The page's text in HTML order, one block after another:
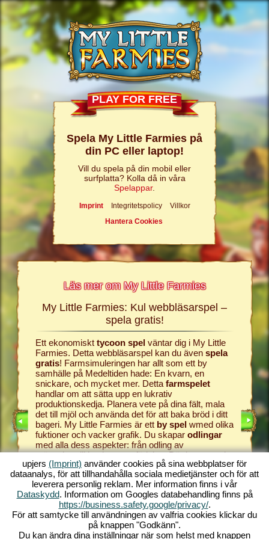
PLAY FOR FREE
Spela My Little Farmies på
din PC eller laptop!
Vill du spela på din mobil eller
surfplatta? Kolla då in våra
Spelappar.
Imprint Integritetspolicy
Villkor
Hantera Cookies
Läs mer om My Little Farmies
My
och
SPEL
My Little Farmies: Kul webbläsarspel –
spela gratis!
Ett ekonomiskt tycoon spelväntar dig i My Little
Farmies. Detta webbläsarspel kan du även spela
gratis! Farmsimuleringen har allt som ett by
samhälle på Medeltiden hade: En kvarn, en
snickare, och mycket mer. Detta farmspelet
handlar om att sätta upp en lukrativ
produktionskedja. Planera vete på dina fält, mala
det till mjöl och använda det för att baka bröd i ditt
bageri. My Little Farmies är ett by spelwmed olika
fuktioner och vacker grafik. Du skapar odlingar
med alla dess aspekter: från odling av
grönsakerttill boskapsuppfödning. Där kommer du
att mötafarmdjursom Mangalica grisen ellerde
vita Silkeshönsen. Skapa blommande landskap i
My Little Farmies – ett av debästa online spelen
genom tiderna, spela det gratis, nu!
Allt
farm
ger dig
i My
komma
Starta
av detta
världen
utan
upjers (Imprint) använder cookies på sina webbplatser för
dataanalys, för att tillhandahålla sociala medietjänster och för att
leverera personlig reklam. Mer information finns i vår
Dataskydd. Information om Googles databehandling finns på
https://business.safety.google/privacy/.
För att samtycke till användningen av valfria cookies klickar du
på knappen "Godkänn".
Du kan ändra dina inställningar när som helst med knappen